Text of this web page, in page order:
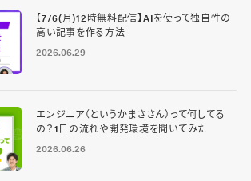
【7/6(月)12時無料配信】AIを使って独自性の
高い記事を作る方法
2026.06.29
エンジニア（というかまささん）って何してる
の？1日の流れや開発環境を聞いてみた
2026.06.26